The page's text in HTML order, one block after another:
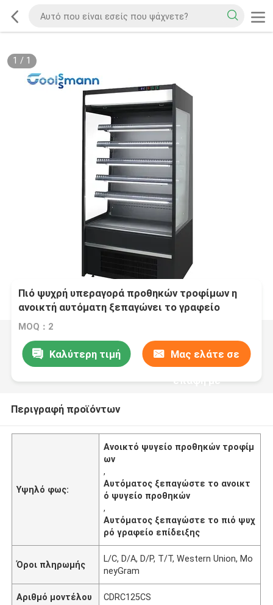
1 / 1
Πιό ψυχρή υπεραγορά προθηκών τροφίμων η
ανοικτή αυτόματη ξεπαγώνει το γραφείο
επίδειξης
MOQ：2
Καλύτερη τιμή Μας ελάτε σε
επαφή με
Περιγραφή προϊόντων
Υψηλό φως:
Ανοικτό ψυγείο προθηκών τροφίμ
ων
,
Αυτόματος ξεπαγώστε το ανοικτ
ό ψυγείο προθηκών
,
Αυτόματος ξεπαγώστε το πιό ψυχ
ρό γραφείο επίδειξης
Όροι πληρωμής
L/C, D/A, D/P, T/T, Western Union, Mo
neyGram
Αριθμό μοντέλου CDRC125CS